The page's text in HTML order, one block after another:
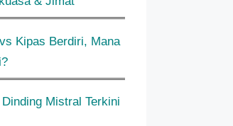
Kipas Berdiri, Mana
Mistral Terkini